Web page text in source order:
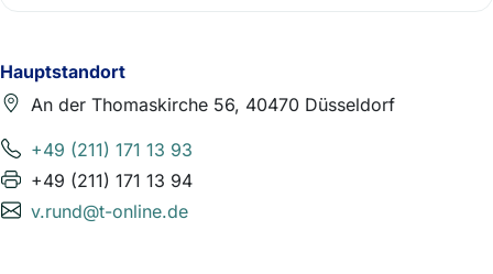
Hauptstandort
An der Thomaskirche 56, 40470 Düsseldorf
+49 (211) 171 13 93
+49 (211) 171 13 94
v.rund@t-online.de